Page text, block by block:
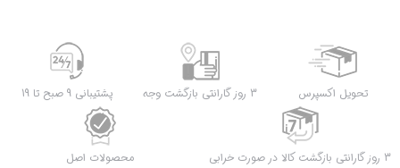
تحویل اکسپرس 3 روز گارانتی بازگشت وجه پشتیبانی 9 صبح تا 19
3 روز گارانتی بازگشت کالا در صورت خرابی محصولات اصل